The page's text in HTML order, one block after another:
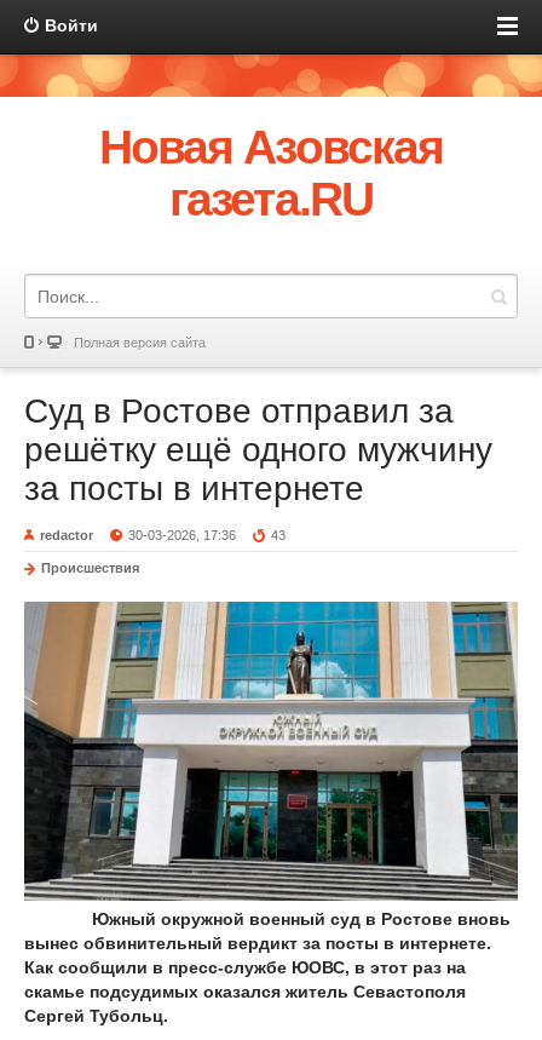
Войти
Новая Азовская
газета.RU
Полная версия сайта
Суд в Ростове отправил за
решётку ещё одного мужчину
за посты в интернете
redactor 30-03-2026, 17:36 43
Происшествия
Южный окружной военный суд в Ростове вновь
вынес обвинительный вердикт за посты в интернете.
Как сообщили в пресс-службе ЮОВС, в этот раз на
скамье подсудимых оказался житель Севастополя
Сергей Тубольц.